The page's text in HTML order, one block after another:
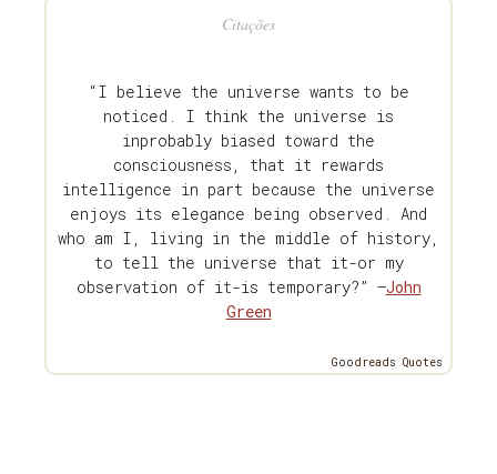
Citações
“I believe the universe wants to be
noticed. I think the universe is
inprobably biased toward the
consciousness, that it rewards
intelligence in part because the universe
enjoys its elegance being observed. And
who am I, living in the middle of history,
to tell the universe that it-or my
observation of it-is temporary?” —John
Green
Goodreads Quotes